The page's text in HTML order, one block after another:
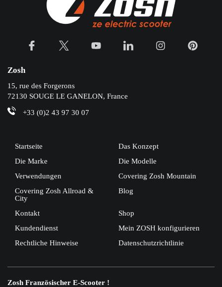
Zosh
15, rue des Forgerons
72130 SOUGE LE GANELON, France
+33 (0)2 43 97 30 07
Startseite
Das Konzept
Die Marke
Die Modelle
Verwendungen
Covering Zosh Mountain
Covering Zosh Allroad &
City
Blog
Kontakt
Shop
Kundendienst
Mein ZOSH konfigurieren
Rechtliche Hinweise
Datenschutzrichtlinie
Zosh Französischer E-Scooter !